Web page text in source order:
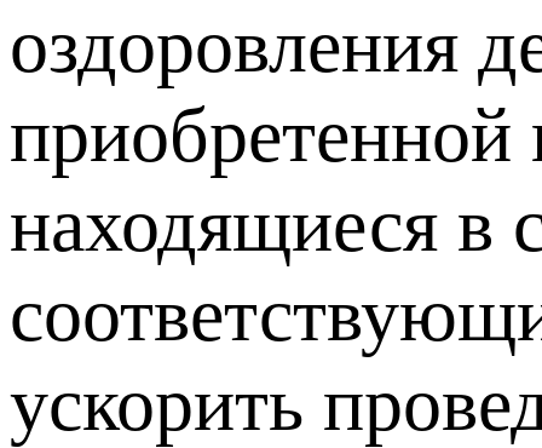
оздоровления
приобретенной
находящиеся в
ускорить